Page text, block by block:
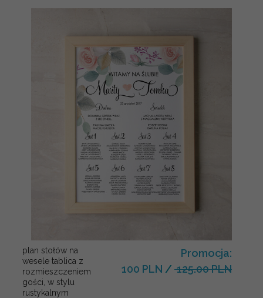
plan stołów na
wesele tablica z
rozmieszczeniem
gości, w stylu
rustykalnym
Promocja:
100 PLN / 125.00 PLN